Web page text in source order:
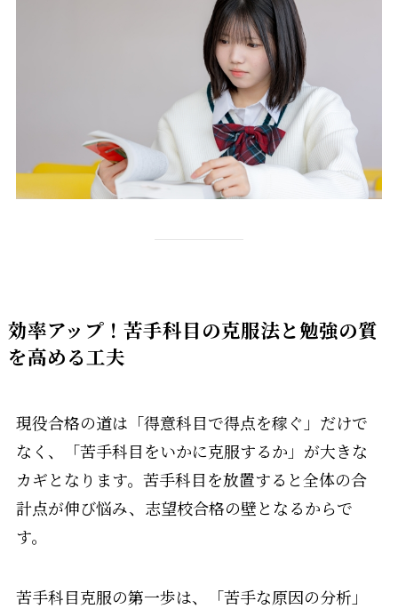
効率アップ！苦手科目の克服法と勉強の質
を高める工夫
現役合格の道は「得意科目で得点を稼ぐ」だけで
なく、「苦手科目をいかに克服するか」が大きな
カギとなります。苦手科目を放置すると全体の合
計点が伸び悩み、志望校合格の壁となるからで
す。
苦手科目克服の第一歩は、「苦手な原因の分析」